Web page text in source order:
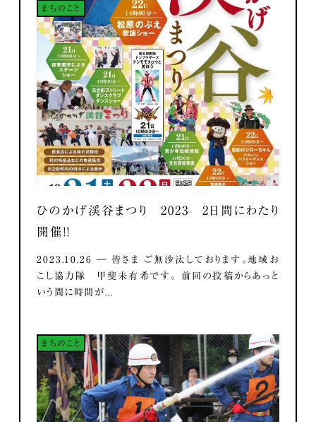
まちのこと
ひのかげ渓谷まつり 2023 2日間にわたり
開催！！
2023.10.26 ― 皆さま ご無沙汰しております。地域お
こし協力隊 甲斐未有希です。 前回の投稿からあっと
いう間に時間が...
まちのこと